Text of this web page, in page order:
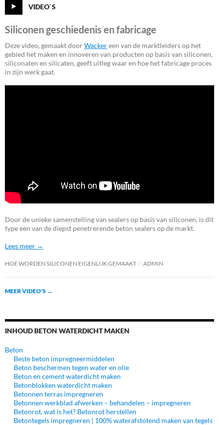
VIDEO`S
Siliconen geschiedenis en fabricage
Deze video, gemaakt doorWackereen van de marktleiders op het
gebied het maken en innoveren van producten op basis van siliconen,
siliconaten en silicaten, geeft uitleg waar en hoe het fabricage proces
in zijn werk gaat.
Door de unieke samenstelling van sealers op basis van siliconen, is dit
type een van de diepst penetrerende beton sealers op de markt.
Lees meer →
HOE WORDEN SILICONEN EIGENLIJK GEMAAKT ADMIN
MEER VIDEO'S →
INHOUD BETON WATERDICHT MAKEN
Beton
Beste beton impregneermiddelen
Beton beschermen tegen water en olie
Beton en cement waterdicht maken
Betonblokken waterdicht maken
Betonnen terras impregneren
Betonnen werkblad afwerken – behandelen – impregneren
Betonrot, wat is het? Betonrot herstellen
Betontegels impregneren | 100% waterafstotend maken van tegels